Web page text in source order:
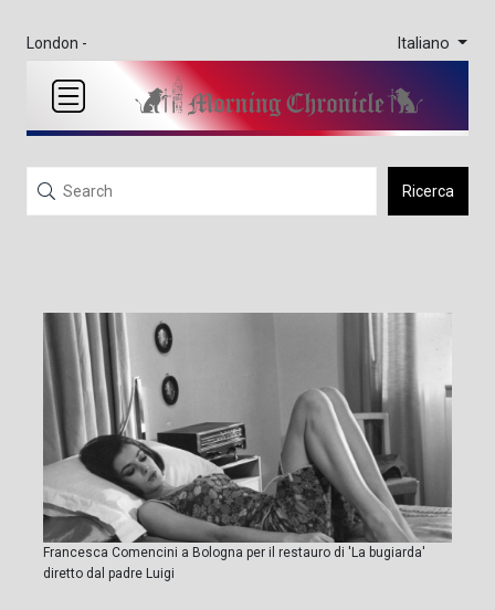
London - Italiano
Ricerca
Francesca Comencini a Bologna per il restauro di 'La bugiarda'
diretto dal padre Luigi